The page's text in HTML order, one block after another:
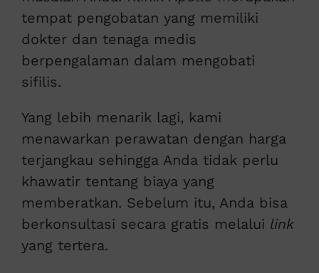
tempat pengobatan yang memiliki
dokter dan tenaga medis
berpengalaman dalam mengobati
sifilis.
Yang lebih menarik lagi, kami
menawarkan perawatan dengan harga
terjangkau sehingga Anda tidak perlu
khawatir tentang biaya yang
memberatkan. Sebelum itu, Anda bisa
berkonsultasi secara gratis melalui link
yang tertera.